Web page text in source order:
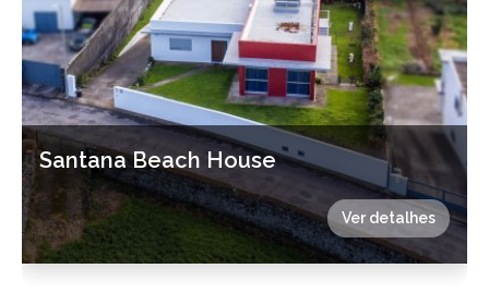
Santana Beach House
Ver detalhes